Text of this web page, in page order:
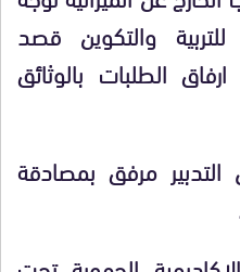
والتكوين قصد
الطلبات بالوثائق
مرفق بمصادقة